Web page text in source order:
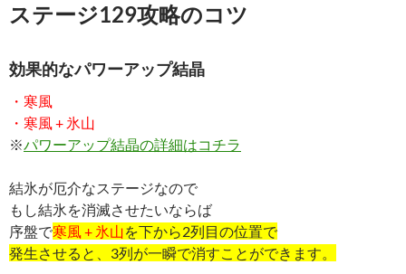
ステージ129攻略のコツ
効果的なパワーアップ結晶
・寒風
・寒風 + 氷山
※パワーアップ結晶の詳細はコチラ
結氷が厄介なステージなので
もし結氷を消滅させたいならば
序盤で寒風 + 氷山を下から2列目の位置で
発生させると、3列が一瞬で消すことができます。